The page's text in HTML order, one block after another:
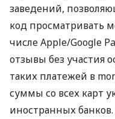
заведений,
код просматривать
числе Apple/Google
отзывы без участия
таких платежей в
суммы со всех карт
иностранных банков.